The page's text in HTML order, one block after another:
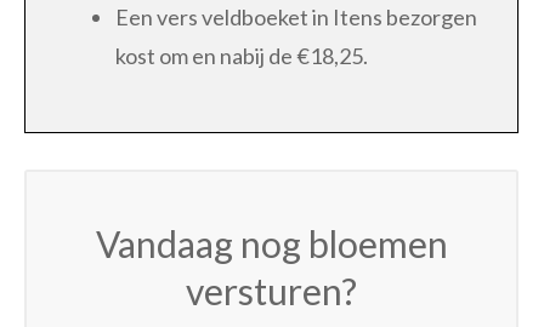
Een vers veldboeket in Itens bezorgen
kost om en nabij de €18,25.
Vandaag nog bloemen
versturen?